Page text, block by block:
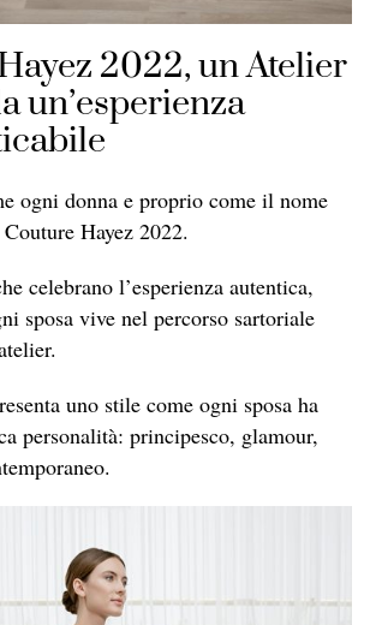
2022, un Atelier
un’esperienza
ogni donna e proprio come il nome
Hayez 2022.
celebrano l’esperienza autentica,
sposa vive nel percorso sartoriale
uno stile come ogni sposa ha
personalità: principesco, glamour,